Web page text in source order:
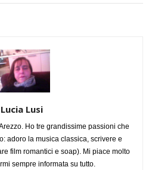
Lucia Lusi
Ho tre grandissime passioni che
adoro la musica classica, scrivere e
film romantici e soap). Mi piace molto
sempre informata su tutto.